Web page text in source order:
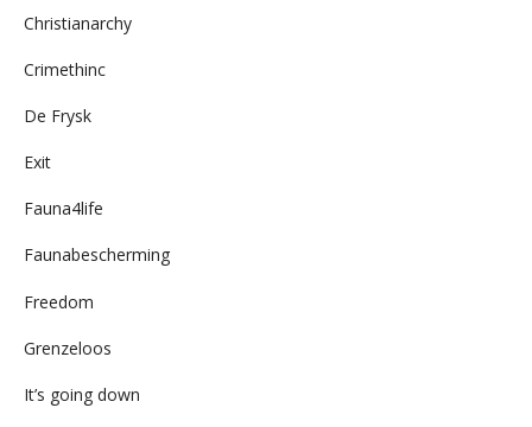
Christianarchy
Crimethinc
De Frysk
Exit
Fauna4life
Faunabescherming
Freedom
Grenzeloos
It’s going down